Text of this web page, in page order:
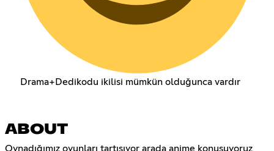
Drama+Dedikodu ikilisi mümkün olduğunca vardır
ABOUT
Oynadığımız oyunları tartışıyor arada anime konuşuyoruz